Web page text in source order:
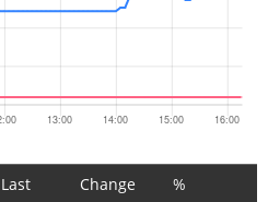
Last Change %